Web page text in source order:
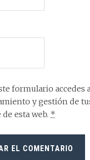
formulario accedes
y gestión de
esta web. *